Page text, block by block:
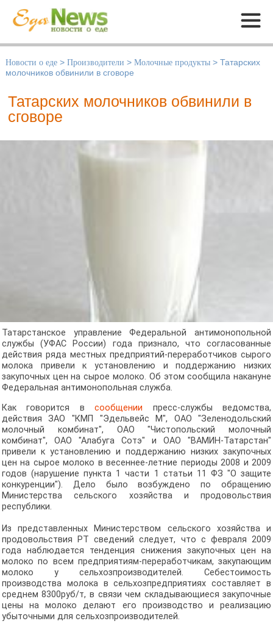
Меню
Новости о еде > Производители > Молочные продукты > Татарских
молочников обвинили в сговоре
Татарских молочников обвинили в
сговоре
Татарстанское управление Федеральной антимонопольной
службы (УФАС России) года признало, что согласованные
действия ряда местных предприятий-переработчиков сырого
молока привели к установлению и поддержанию низких
закупочных цен на сырое молоко. Об этом сообщила накануне
Федеральная антимонопольная служба.
Как говорится всообщении пресс-службы ведомства,
действия ЗАО "КМП "Эдельвейс М", ОАО "Зеленодольский
молочный комбинат", ОАО "Чистопольский молочный
комбинат", ОАО "Алабуга Сотэ" и ОАО "ВАМИН-Татарстан"
привели к установлению и поддержанию низких закупочных
цен на сырое молоко в весеннее-летние периоды 2008 и 2009
годов (нарушение пункта 1 части 1 статьи 11 ФЗ "О защите
конкуренции"). Дело было возбуждено по обращению
Министерства сельского хозяйства и продовольствия
республики.
Из представленных Министерством сельского хозяйства и
продовольствия РТ сведений следует, что с февраля 2009
года наблюдается тенденция снижения закупочных цен на
молоко по всем предприятиям-переработчикам, закупающим
молоко у сельхозпроизводителей. Себестоимость
производства молока в сельхозпредприятиях составляет в
среднем 8300руб/т, в связи чем складывающиеся закупочные
цены на молоко делают его производство и реализацию
убыточными для сельхозпроизводителей.